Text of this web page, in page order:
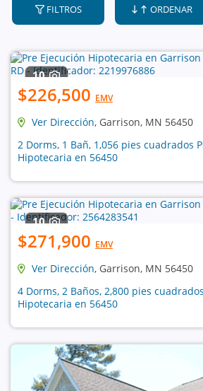
FILTROS ORDENAR
10
$226,500 EMV
Ver Dirección, Garrison, MN 56450
2 Dorms, 1 Bañ, 1,056 pies cuadrados
Hipotecaria en 56450
10
$271,900 EMV
Ver Dirección, Garrison, MN 56450
4 Dorms, 2 Baños, 2,800 pies
Hipotecaria en 56450